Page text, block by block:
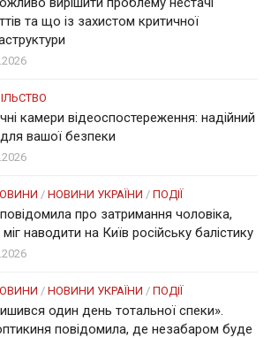
та що із захистом критичної
камери відеоспостереження: надійний
вашої безпеки
/ НОВИНИ УКРАЇНИ / ПОДІЇ
про затримання чоловіка,
наводити на Київ російську балістику
/ НОВИНИ УКРАЇНИ / ПОДІЇ
один день тотальної спеки».
повідомила, де незабаром буде